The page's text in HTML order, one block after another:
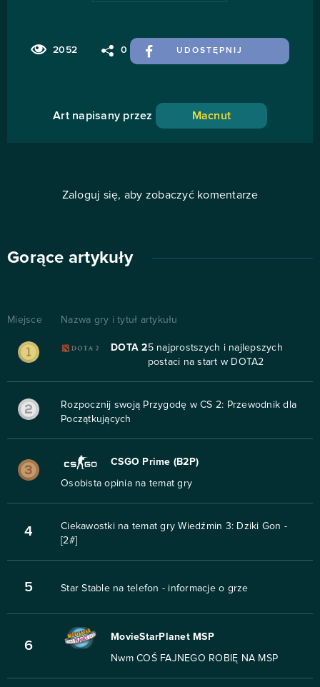
2052 0 UDOSTĘPNIJ
Art napisany przez Macnut
Zaloguj się, aby zobaczyć komentarze
Gorące artykuły
Miejsce Nazwa gry i tytuł artykułu
DOTA 25 najprostszych i najlepszych
postaci na start w DOTA2
Rozpocznij swoją Przygodę w CS 2: Przewodnik dla
Początkujących
CSGO Prime (B2P)
Osobista opinia na temat gry
4
Ciekawostki na temat gry Wiedźmin 3: Dziki Gon -
[2#]
5 Star Stable na telefon - informacje o grze
6
MovieStarPlanet MSP
Nwm COŚ FAJNEGO ROBIĘ NA MSP